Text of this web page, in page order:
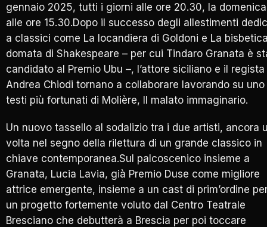
gennaio 2025, tutti i giorni alle ore 20.30, la domenica
alle ore 15.30.Dopo il successo degli allestimenti
a classici come La locandiera di Goldoni e La
domata di Shakespeare – per cui Tindaro Granata è
candidato al Premio Ubu –, l’attore siciliano e il regista
Andrea Chiodi tornano a collaborare lavorando su uno
testi più fortunati di Molière, Il malato immaginario.
Un nuovo tassello al sodalizio tra i due artisti, ancora
volta nel segno della rilettura di un grande classico in
chiave contemporanea.Sul palcoscenico insieme a
Granata, Lucia Lavia, già Premio Duse come migliore
attrice emergente, insieme a un cast di prim’ordine
un progetto fortemente voluto dal Centro Teatrale
Bresciano che debutterà a Brescia per poi toccare